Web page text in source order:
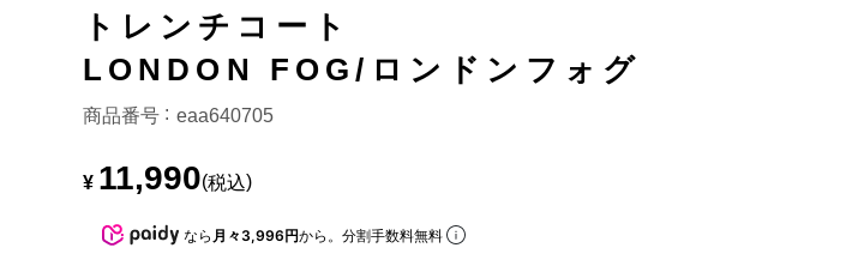
トレンチコート
LONDON FOG/ロンドンフォグ
商品番号 eaa640705
¥ 11,990 税込
なら 月々3,996円から。分割手数料無料